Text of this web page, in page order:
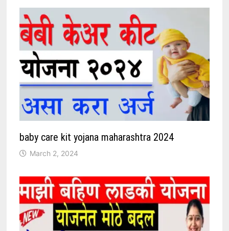
baby care kit yojana maharashtra 2024
March 2, 2024